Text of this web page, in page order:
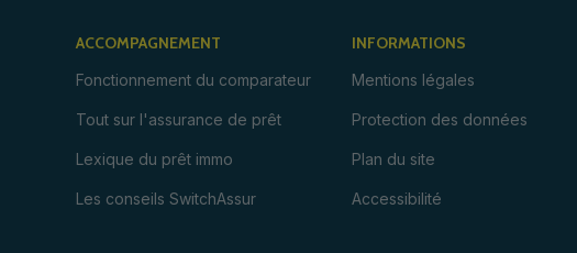
ACCOMPAGNEMENT
Fonctionnement du comparateur
Tout sur l'assurance de prêt
Lexique du prêt immo
Les conseils SwitchAssur
INFORMATIONS
Mentions légales
Protection des données
Plan du site
Accessibilité